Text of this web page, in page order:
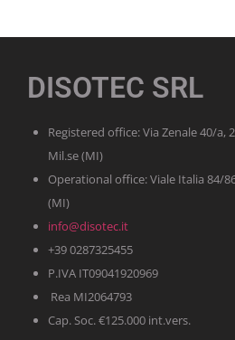
DISOTEC SRL
Registered office: Via Zenale 40/a,
Mil.se (MI)
Operational office: Viale Italia 84/
(MI)
info@disotec.it
+39 0287325455
P.IVA IT09041920969
Rea MI2064793
Cap. Soc. €125.000 int.vers.